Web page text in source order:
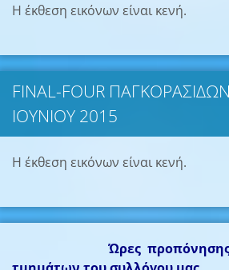
Η έκθεση εικόνων είναι κενή.
FINAL-FOUR
ΙΟΥΝΙΟΥ 2015
Η έκθεση εικόνων είναι κενή.
Ώρες προπόνησης